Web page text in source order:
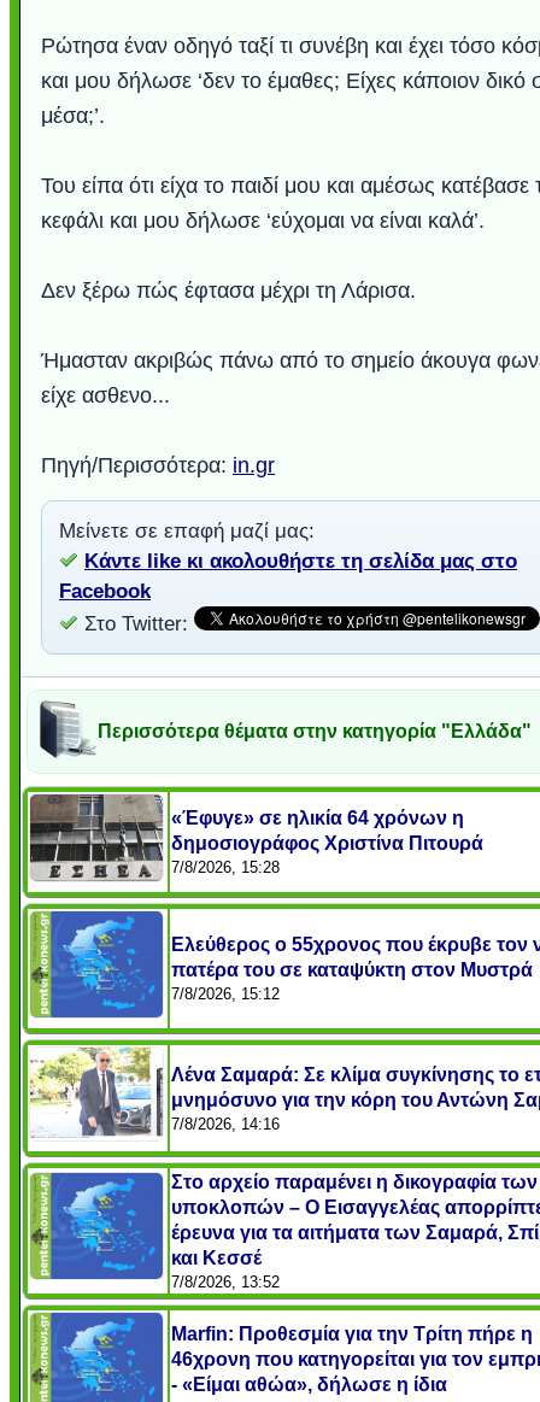
Ρώτησα έναν οδηγό ταξί τι συνέβη και έχει τόσο
και μου δήλωσε ‘δεν το έμαθες; Είχες κάποιον δικό
μέσα;’.
Του είπα ότι είχα το παιδί μου και αμέσως κατέβασε
κεφάλι και μου δήλωσε ‘εύχομαι να είναι καλά’.
Δεν ξέρω πώς έφτασα μέχρι τη Λάρισα.
Ήμασταν ακριβώς πάνω από το σημείο άκουγα
είχε ασθενο...
Πηγή/Περισσότερα: in.gr
Μείνετε σε επαφή μαζί μας:
Κάντε like κι ακολουθήστε τη σελίδα μας στο
Facebook
Στο Twitter:
Περισσότερα θέματα στην κατηγορία "Ελλάδα"
«Έφυγε» σε ηλικία 64 χρόνων η
δημοσιογράφος Χριστίνα Πιτουρά
7/8/2026, 15:28
Ελεύθερος ο 55χρονος που έκρυβε τον
πατέρα του σε καταψύκτη στον Μυστρά
7/8/2026, 15:12
Λένα Σαμαρά: Σε κλίμα συγκίνησης το
μνημόσυνο για την κόρη του Αντώνη
7/8/2026, 14:16
Στο αρχείο παραμένει η δικογραφία των
υποκλοπών – Ο Εισαγγελέας
έρευνα για τα αιτήματα των Σαμαρά,
και Κεσσέ
7/8/2026, 13:52
Marfin: Προθεσμία για την Τρίτη πήρε η
46χρονη που κατηγορείται για τον
- «Είμαι αθώα», δήλωσε η ίδια